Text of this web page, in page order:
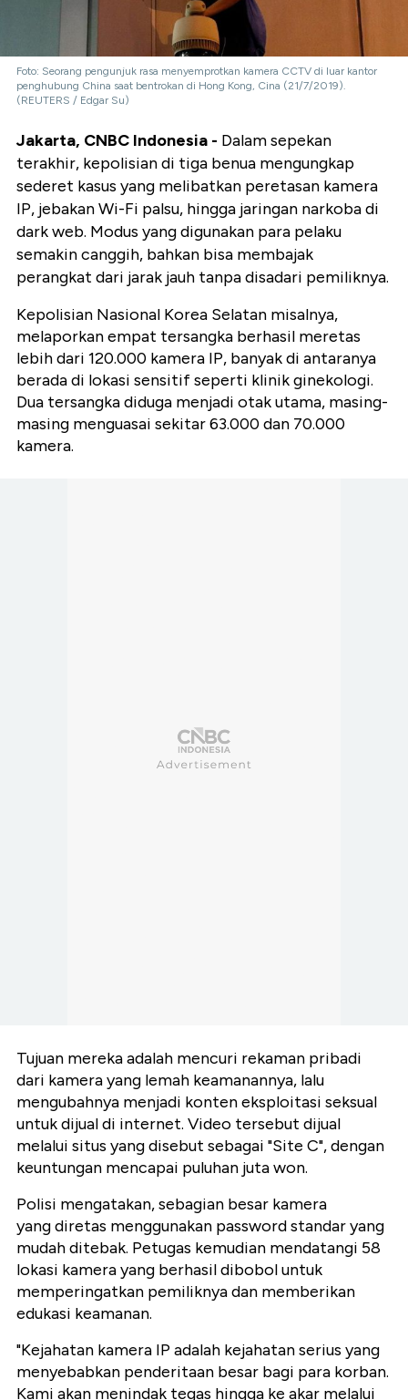
Foto: Seorang pengunjuk rasa menyemprotkan kamera CCTV di luar kantor
penghubung China saat bentrokan di Hong Kong, Cina (21/7/2019).
(REUTERS / Edgar Su)
Jakarta, CNBC Indonesia - Dalam sepekan
terakhir, kepolisian di tiga benua mengungkap
sederet kasus yang melibatkan peretasan kamera
IP, jebakan Wi-Fi palsu, hingga jaringan narkoba di
dark web. Modus yang digunakan para pelaku
semakin canggih, bahkan bisa membajak
perangkat dari jarak jauh tanpa disadari pemiliknya.
Kepolisian Nasional Korea Selatan misalnya,
melaporkan empat tersangka berhasil meretas
lebih dari 120.000 kamera IP, banyak di antaranya
berada di lokasi sensitif seperti klinik ginekologi.
Dua tersangka diduga menjadi otak utama, masing-
masing menguasai sekitar 63.000 dan 70.000
kamera.
Tujuan mereka adalah mencuri rekaman pribadi
dari kamera yang lemah keamanannya, lalu
mengubahnya menjadi konten eksploitasi seksual
untuk dijual di internet. Video tersebut dijual
melalui situs yang disebut sebagai "Site C", dengan
keuntungan mencapai puluhan juta won.
Polisi mengatakan, sebagian besar kamera
yang diretas menggunakan password standar yang
mudah ditebak. Petugas kemudian mendatangi 58
lokasi kamera yang berhasil dibobol untuk
memperingatkan pemiliknya dan memberikan
edukasi keamanan.
"Kejahatan kamera IP adalah kejahatan serius yang
menyebabkan penderitaan besar bagi para korban.
Kami akan menindak tegas hingga ke akar melalui